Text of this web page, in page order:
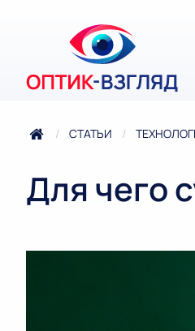
СТАТЬИ
Для чего